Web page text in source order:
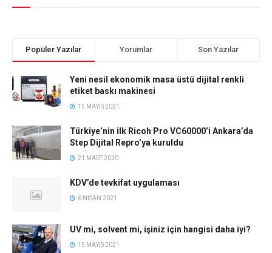
Popüler Yazılar Yorumlar Son Yazılar
Yeni nesil ekonomik masa üstü dijital renkli
etiket baskı makinesi
15 MAYIS 2021
Türkiye’nin ilk Ricoh Pro VC60000’i Ankara’da
Step Dijital Repro’ya kuruldu
21 MART 2020
KDV’de tevkifat uygulaması
6 NISAN 2021
UV mi, solvent mi, işiniz için hangisi daha iyi?
15 MAYIS 2021